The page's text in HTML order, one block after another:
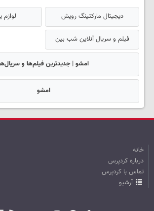
دیجیتال مارکتینگ رویش
فیلم و سریال آنلاین شب بین
امشو | جدیدترین فیلم‌ها و
امشو
خانه
درباره کردپرس
تماس با کردپرس
آرشیو